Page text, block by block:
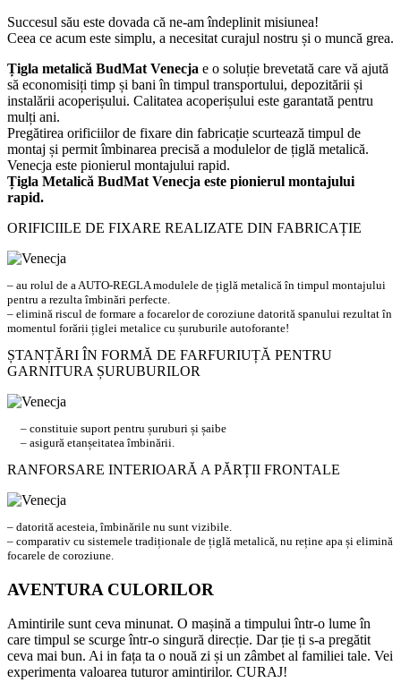
Succesul său este dovada că ne-am îndeplinit misiunea!
Ceea ce acum este simplu, a necesitat curajul nostru și o muncă grea.
Țigla metalică BudMat Venecja e o soluție brevetată care vă ajută
să economisiți timp și bani în timpul transportului, depozitării și
instalării acoperișului. Calitatea acoperișului este garantată pentru
mulți ani.
Pregătirea orificiilor de fixare din fabricație scurtează timpul de
montaj și permit îmbinarea precisă a modulelor de țiglă metalică.
Venecja este pionierul montajului rapid.
Țigla Metalică BudMat Venecja este pionierul montajului
rapid.
ORIFICIILE DE FIXARE REALIZATE DIN FABRICAȚIE
– au rolul de a AUTO-REGLA modulele de țiglă metalică în timpul montajului
pentru a rezulta îmbinări perfecte.
– elimină riscul de formare a focarelor de coroziune datorită spanului rezultat în
momentul forării țiglei metalice cu șuruburile autoforante!
ȘTANȚĂRI ÎN FORMĂ DE FARFURIUȚĂ PENTRU
GARNITURA ȘURUBURILOR
– constituie suport pentru șuruburi și șaibe
– asigură etanșeitatea îmbinării.
RANFORSARE INTERIOARĂ A PĂRȚII FRONTALE
– datorită acesteia, îmbinările nu sunt vizibile.
– comparativ cu sistemele tradiționale de țiglă metalică, nu reține apa și elimină
focarele de coroziune.
AVENTURA CULORILOR
Amintirile sunt ceva minunat. O mașină a timpului într-o lume în
care timpul se scurge într-o singură direcție. Dar ție ți s-a pregătit
ceva mai bun. Ai in fața ta o nouă zi și un zâmbet al familiei tale. Vei
experimenta valoarea tuturor amintirilor. CURAJ!